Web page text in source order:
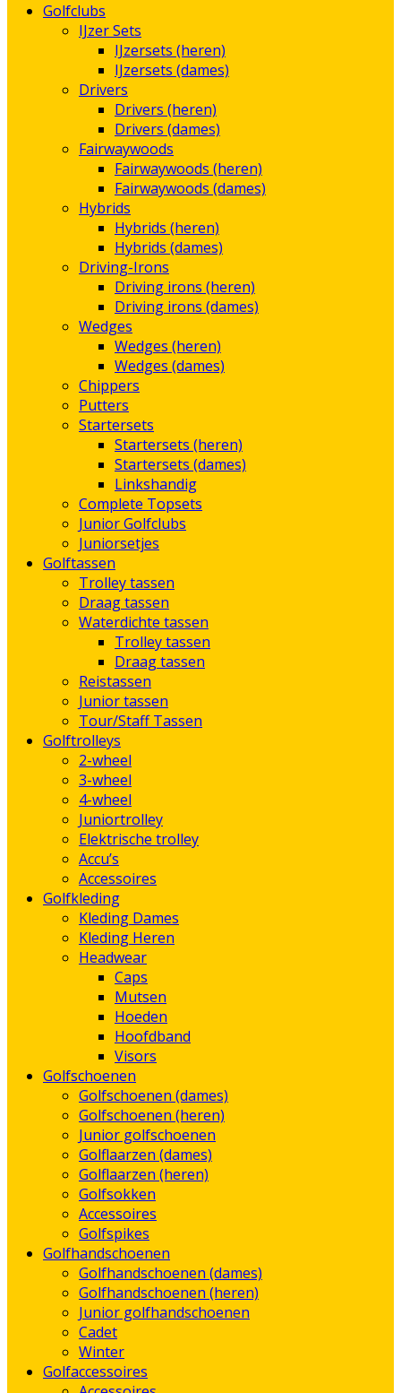
Golfclubs
IJzer Sets
IJzersets (heren)
IJzersets (dames)
Drivers
Drivers (heren)
Drivers (dames)
Fairwaywoods
Fairwaywoods (heren)
Fairwaywoods (dames)
Hybrids
Hybrids (heren)
Hybrids (dames)
Driving-Irons
Driving irons (heren)
Driving irons (dames)
Wedges
Wedges (heren)
Wedges (dames)
Chippers
Putters
Startersets
Startersets (heren)
Startersets (dames)
Linkshandig
Complete Topsets
Junior Golfclubs
Juniorsetjes
Golftassen
Trolley tassen
Draag tassen
Waterdichte tassen
Trolley tassen
Draag tassen
Reistassen
Junior tassen
Tour/Staff Tassen
Golftrolleys
2-wheel
3-wheel
4-wheel
Juniortrolley
Elektrische trolley
Accu’s
Accessoires
Golfkleding
Kleding Dames
Kleding Heren
Headwear
Caps
Mutsen
Hoeden
Hoofdband
Visors
Golfschoenen
Golfschoenen (dames)
Golfschoenen (heren)
Junior golfschoenen
Golflaarzen (dames)
Golflaarzen (heren)
Golfsokken
Accessoires
Golfspikes
Golfhandschoenen
Golfhandschoenen (dames)
Golfhandschoenen (heren)
Junior golfhandschoenen
Cadet
Winter
Golfaccessoires